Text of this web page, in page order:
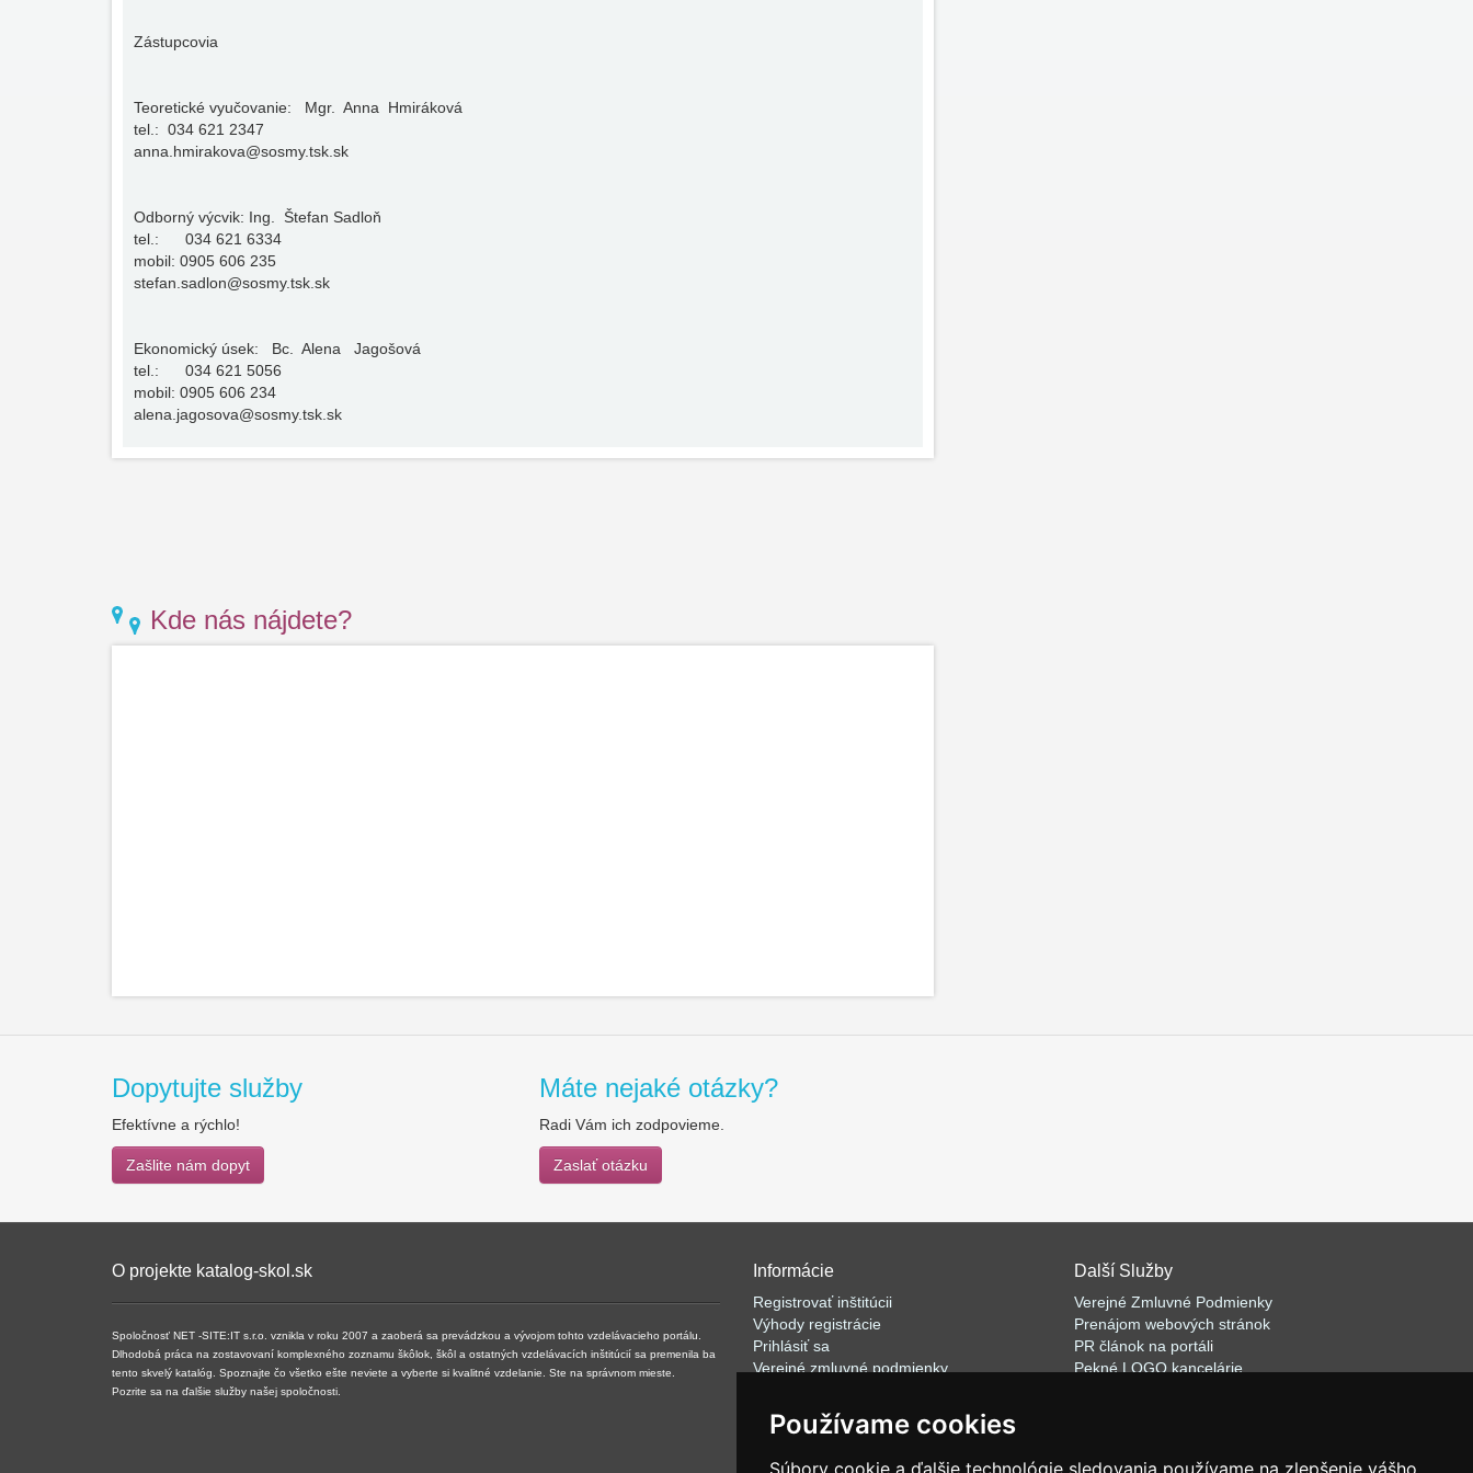
Používame cookies
Súbory cookie a ďalšie technológie sledovania používame na zlepšenie vášho
Zástupcovia
Teoretické vyučovanie: Mgr. Anna Hmiráková
tel.: 034 621 2347
anna.hmirakova@sosmy.tsk.sk
Odborný výcvik: Ing. Štefan Sadloň
tel.: 034 621 6334
mobil: 0905 606 235
stefan.sadlon@sosmy.tsk.sk
Ekonomický úsek: Bc. Alena Jagošová
tel.: 034 621 5056
mobil: 0905 606 234
alena.jagosova@sosmy.tsk.sk
Kde nás nájdete?
Dopytujte služby
Efektívne a rýchlo!
Zašlite nám dopyt
Máte nejaké otázky?
Radi Vám ich zodpovieme.
Zaslať otázku
O projekte katalog-skol.sk
Spoločnosť NET -SITE:IT s.r.o. vznikla v roku 2007 a ​​zaoberá sa prevádzkou a vývojom tohto vzdelávacieho portálu.
Dlhodobá práca na zostavovaní komplexného zoznamu škôlok, škôl a ostatných vzdelávacích inštitúcií sa premenila ba
tento skvelý katalóg. Spoznajte čo všetko ešte neviete a vyberte si kvalitné vzdelanie. Ste na správnom mieste.
Pozrite sa na ďalšie služby našej spoločnosti.
Informácie
Registrovať inštitúcii
Výhody registrácie
Prihlásiť sa
Verejné zmluvné podmienky
VOP
FAQ
Další Služby
Verejné Zmluvné Podmienky
Prenájom webových stránok
PR článok na portáli
Pekné LOGO kancelárie